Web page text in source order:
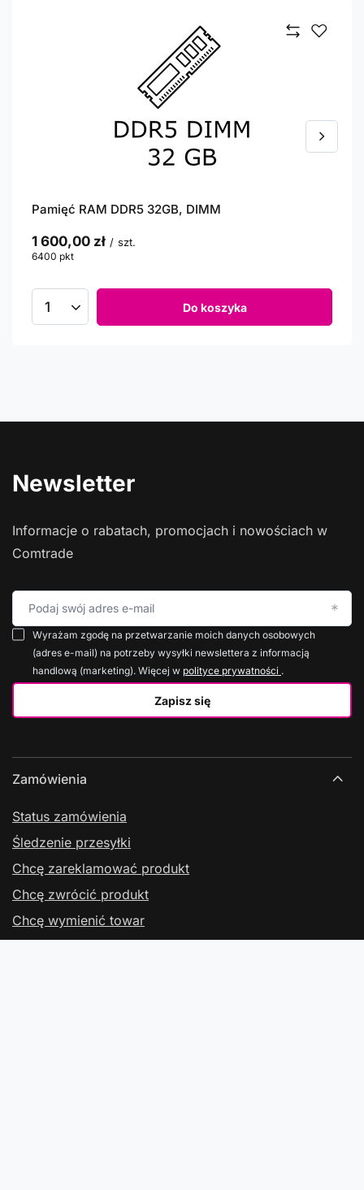
Pamięć RAM DDR5 32GB, DIMM
1 600,00 zł / szt.
6400 pkt
Do koszyka
Newsletter
Informacje o rabatach, promocjach i nowościach w
Comtrade
Podaj swój adres e-mail
Zapisz się
Wyrażam zgodę na przetwarzanie moich danych osobowych
(adres e-mail) na potrzeby wysyłki newslettera z informacją
handlową (marketing). Więcej w polityce prywatności .
Zamówienia
Status zamówienia
Śledzenie przesyłki
Chcę zareklamować produkt
Chcę zwrócić produkt
Chcę wymienić towar